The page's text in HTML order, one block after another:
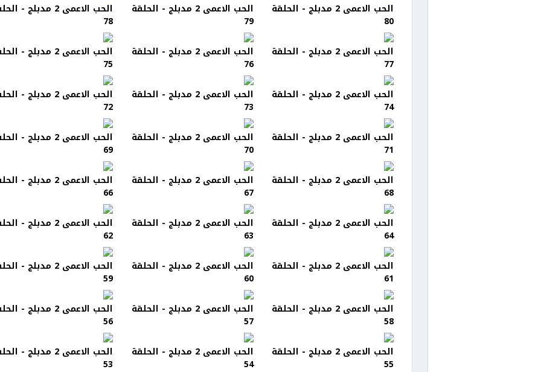
الحب الاعمى 2 مدبلج - الحلقة
80
الحب الاعمى 2 مدبلج - الحلقة
79
الحب الاعمى 2 مدبلج -
78
الحب الاعمى 2 مدبلج - الحلقة
77
الحب الاعمى 2 مدبلج - الحلقة
76
الحب الاعمى 2 مدبلج -
75
الحب الاعمى 2 مدبلج - الحلقة
74
الحب الاعمى 2 مدبلج - الحلقة
73
الحب الاعمى 2 مدبلج -
72
الحب الاعمى 2 مدبلج - الحلقة
71
الحب الاعمى 2 مدبلج - الحلقة
70
الحب الاعمى 2 مدبلج -
69
الحب الاعمى 2 مدبلج - الحلقة
68
الحب الاعمى 2 مدبلج - الحلقة
67
الحب الاعمى 2 مدبلج -
66
الحب الاعمى 2 مدبلج - الحلقة
64
الحب الاعمى 2 مدبلج - الحلقة
63
الحب الاعمى 2 مدبلج -
62
الحب الاعمى 2 مدبلج - الحلقة
61
الحب الاعمى 2 مدبلج - الحلقة
60
الحب الاعمى 2 مدبلج -
59
الحب الاعمى 2 مدبلج - الحلقة
58
الحب الاعمى 2 مدبلج - الحلقة
57
الحب الاعمى 2 مدبلج -
56
الحب الاعمى 2 مدبلج - الحلقة
55
الحب الاعمى 2 مدبلج - الحلقة
54
الحب الاعمى 2 مدبلج -
53